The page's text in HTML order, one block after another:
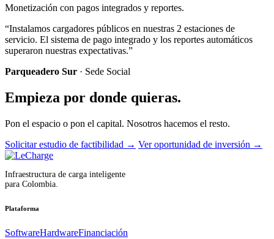
Monetización con pagos integrados y reportes.
“Instalamos cargadores públicos en nuestras 2 estaciones de
servicio. El sistema de pago integrado y los reportes automáticos
superaron nuestras expectativas.”
Parqueadero Sur · Sede Social
Empieza por donde quieras.
Pon el espacio o pon el capital. Nosotros hacemos el resto.
Solicitar estudio de factibilidad → Ver oportunidad de inversión →
Infraestructura de carga inteligente
para Colombia.
Plataforma
SoftwareHardwareFinanciación